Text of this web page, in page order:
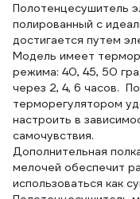
Полотенцесушитель
полированный с
достигается путем
Модель имеет
режима: 40, 45, 50
через 2, 4, 6 часов.
терморегулятором
настроить в
самочувствия.
Дополнительная
мелочей обеспечит
использоваться как